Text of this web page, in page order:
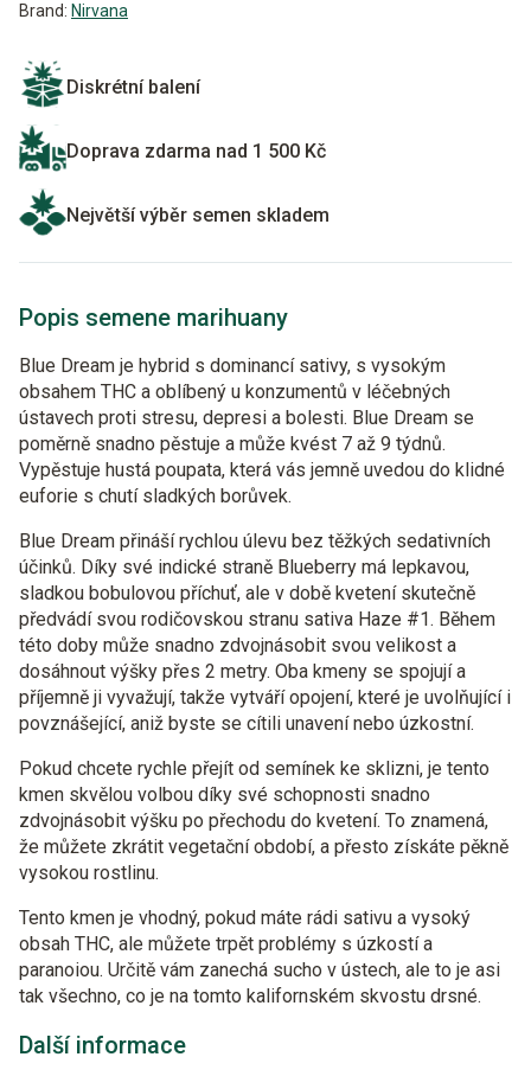
Brand: Nirvana
Diskrétní balení
Doprava zdarma nad 1 500 Kč
Největší výběr semen skladem
Popis semene marihuany
Blue Dream je hybrid s dominancí sativy, s vysokým
obsahem THC a oblíbený u konzumentů v léčebných
ústavech proti stresu, depresi a bolesti. Blue Dream se
poměrně snadno pěstuje a může kvést 7 až 9 týdnů.
Vypěstuje hustá poupata, která vás jemně uvedou do klidné
euforie s chutí sladkých borůvek.
Blue Dream přináší rychlou úlevu bez těžkých sedativních
účinků. Díky své indické straně Blueberry má lepkavou,
sladkou bobulovou příchuť, ale v době kvetení skutečně
předvádí svou rodičovskou stranu sativa Haze #1. Během
této doby může snadno zdvojnásobit svou velikost a
dosáhnout výšky přes 2 metry. Oba kmeny se spojují a
příjemně ji vyvažují, takže vytváří opojení, které je uvolňující i
povznášející, aniž byste se cítili unavení nebo úzkostní.
Pokud chcete rychle přejít od semínek ke sklizni, je tento
kmen skvělou volbou díky své schopnosti snadno
zdvojnásobit výšku po přechodu do kvetení. To znamená,
že můžete zkrátit vegetační období, a přesto získáte pěkně
vysokou rostlinu.
Tento kmen je vhodný, pokud máte rádi sativu a vysoký
obsah THC, ale můžete trpět problémy s úzkostí a
paranoiou. Určitě vám zanechá sucho v ústech, ale to je asi
tak všechno, co je na tomto kalifornském skvostu drsné.
Další informace